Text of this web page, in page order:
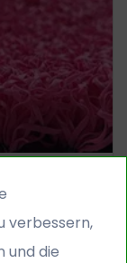
verbessern,
und die